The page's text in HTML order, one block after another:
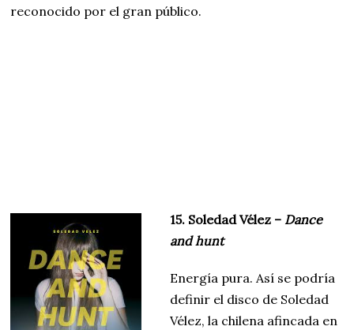
reconocido por el gran público.
15. Soledad Vélez – Dance
and hunt
Energía pura. Así se podría
definir el disco de Soledad
Vélez, la chilena afincada en